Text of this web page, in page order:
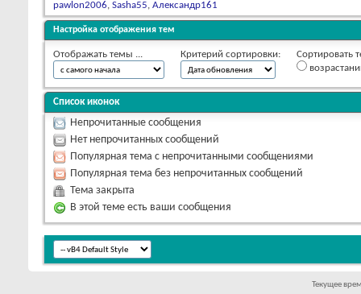
pawlon2006, Sasha55, Александр161
Настройка отображения тем
Отображать темы ... Критерий сортировки:
Сортировать
Список иконок
Непрочитанные сообщения
Нет непрочитанных сообщений
Популярная тема с непрочитанными сообщениями
Популярная тема без непрочитанных сообщений
Тема закрыта
В этой теме есть ваши сообщения
Текущее